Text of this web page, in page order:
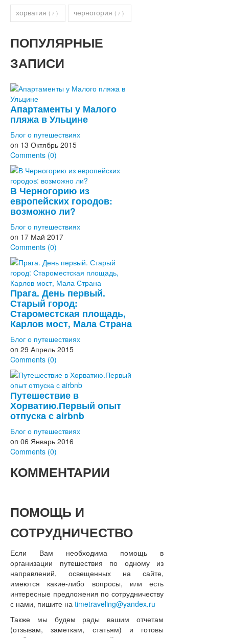
хорватия ( 7 ) черногория ( 7 )
ПОПУЛЯРНЫЕ
ЗАПИСИ
Апартаменты у Малого
пляжа в Ульцине
Блог о путешествиях
on 13 Октябрь 2015
Comments (0)
В Черногорию из
европейских городов:
возможно ли?
Блог о путешествиях
on 17 Май 2017
Comments (0)
Прага. День первый.
Старый город:
Староместская площадь,
Карлов мост, Мала Страна
Блог о путешествиях
on 29 Апрель 2015
Comments (0)
Путешествие в
Хорватию.Первый опыт
отпуска с airbnb
Блог о путешествиях
on 06 Январь 2016
Comments (0)
КОММЕНТАРИИ
ПОМОЩЬ И
СОТРУДНИЧЕСТВО
Если Вам необходима помощь в
организации путешествия по одному из
направлений, освещенных на сайте,
имеются какие-либо вопросы, или есть
интересные предложения по сотрудничеству
с нами, пишите на timetraveling@yandex.ru
Также мы будем рады вашим отчетам
(отзывам, заметкам, статьям) и готовы